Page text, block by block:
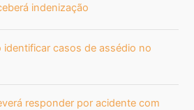
indenização
identificar casos de assédio no
responder por acidente com